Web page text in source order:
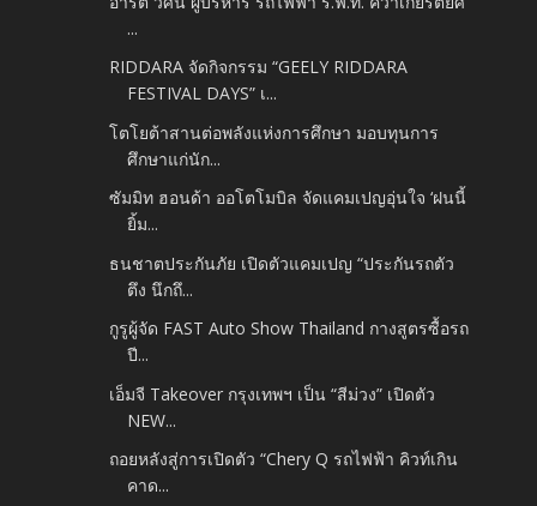
...
RIDDARA จัดกิจกรรม “GEELY RIDDARA
FESTIVAL DAYS” เ...
โตโยต้าสานต่อพลังแห่งการศึกษา มอบทุนการ
ศึกษาแก่นัก...
ซัมมิท ฮอนด้า ออโตโมบิล จัดแคมเปญอุ่นใจ ‘ฝนนี้
ยิ้ม...
ธนชาตประกันภัย เปิดตัวแคมเปญ “ประกันรถตัว
ตึง นึกถึ...
กูรูผู้จัด FAST Auto Show Thailand กางสูตรซื้อรถ
ปี...
เอ็มจี Takeover กรุงเทพฯ เป็น “สีม่วง” เปิดตัว
NEW...
ถอยหลังสู่การเปิดตัว “Chery Q รถไฟฟ้า คิวท์เกิน
คาด...